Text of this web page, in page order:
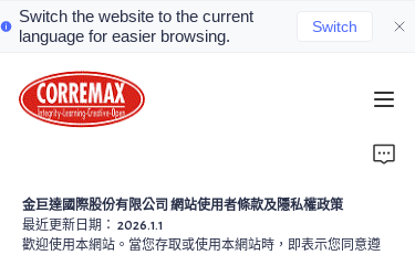
Switch the website to the current
language for easier browsing.
Switch
金巨達國際股份有限公司 網站使用者條款及隱私權政策
最近更新日期： 2026.1.1
歡迎使用本網站。當您存取或使用本網站時，即表示您同意遵
首頁
最新消息